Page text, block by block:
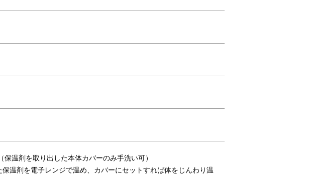
温剤を取り出した本体カバーのみ手洗い可）
温剤を電子レンジで温め、カバーにセットすれば体をじんわり温